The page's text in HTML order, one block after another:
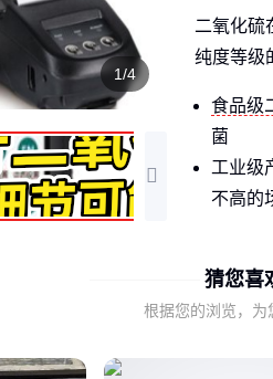
1/4
二氧化硫
纯度等级
食品级
菌
工业级
不高的
仅关注
足实际需
二、10
猜您喜
根据您的浏览，为